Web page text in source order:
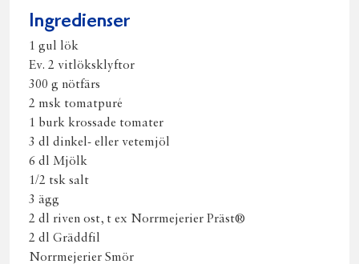
Ingredienser
1 gul lök
Ev. 2 vitlöksklyftor
300 g nötfärs
2 msk tomatpuré
1 burk krossade tomater
3 dl dinkel- eller vetemjöl
6 dl Mjölk
1/2 tsk salt
3 ägg
2 dl riven ost, t ex Norrmejerier Präst®
2 dl Gräddfil
Norrmejerier Smör